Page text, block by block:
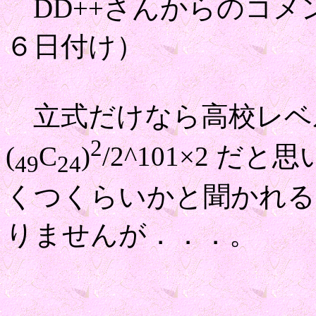
DD++さんからのコメ
６日付け）
立式だけなら高校レベ
(49C24)2/2^101×2 だと思
くつくらいかと聞かれ
りませんが．．．。